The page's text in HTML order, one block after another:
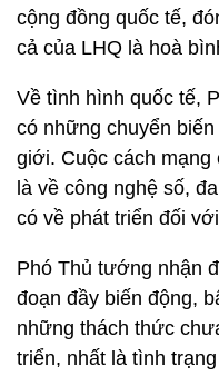
cộng đồng quốc tế,
cả của LHQ là hoà
Về tình hình quốc tế,
có những chuyển
giới. Cuộc cách
là về công nghệ số,
có về phát triển đối
Phó Thủ tướng nhận
đoạn đầy biến động,
những thách thức
triển, nhất là tình